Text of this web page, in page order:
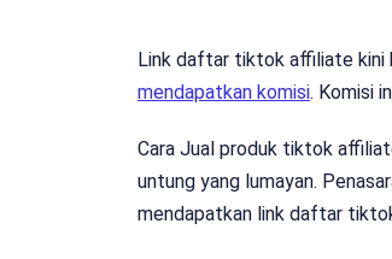
Link daftar tiktok affiliate kini
mendapatkan komisi. Komisi
Cara Jual produk tiktok
untung yang lumayan.
mendapatkan link daftar